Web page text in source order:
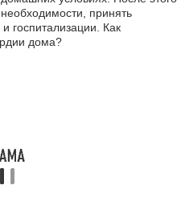
принять
госпитализации. Как
дома?